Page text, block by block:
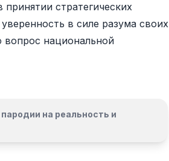
стратегических
в силе разума своих
вопрос национальной
на реальность и